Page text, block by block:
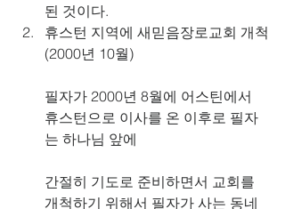
된 것이다.
휴스턴 지역에 새믿음장로교회 개척
(2000년 10월)
필자가 2000년 8월에 어스틴에서
휴스턴으로 이사를 온 이후로 필자
는 하나님 앞에
간절히 기도로 준비하면서 교회를
개척하기 위해서 필자가 사는 동네